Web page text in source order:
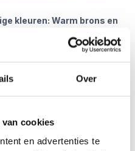
Over
cookies
en advertenties te
kleuren: Warm brons en
Gebruik de